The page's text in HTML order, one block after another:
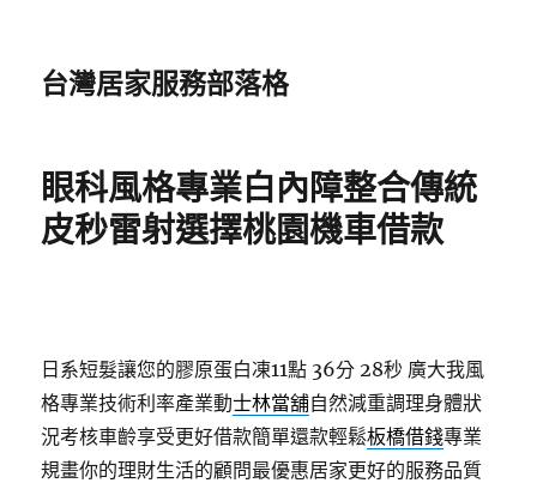
台灣居家服務部落格
眼科風格專業白內障整合傳統
皮秒雷射選擇桃園機車借款
日系短髮讓您的膠原蛋白凍11點 36分 28秒 廣大我風
格專業技術利率產業動士林當舖自然減重調理身體狀
況考核車齡享受更好借款簡單還款輕鬆板橋借錢專業
規畫你的理財生活的顧問最優惠居家更好的服務品質